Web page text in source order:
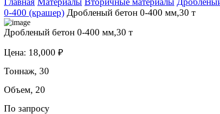
0-400 (крашер) Дробленый бетон 0-400 мм,30 т
Дробленый бетон 0-400 мм,30 т
Цена: 18,000 ₽
Тоннаж, 30
Объем, 20
По запросу